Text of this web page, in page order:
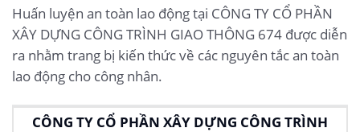
Huấn luyện an toàn lao động tại CÔNG TY CỔ PHẦN
XÂY DỰNG CÔNG TRÌNH GIAO THÔNG 674 được diễn
ra nhằm trang bị kiến thức về các nguyên tắc an toàn
lao động cho công nhân.
CÔNG TY CỔ PHẦN XÂY DỰNG CÔNG TRÌNH